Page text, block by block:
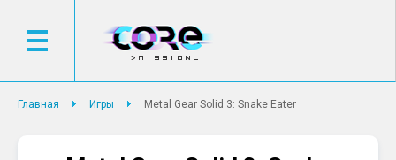
Главная Игры Metal Gear Solid 3: Snake Eater